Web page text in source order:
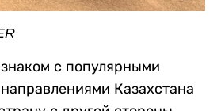
с популярными
Казахстана